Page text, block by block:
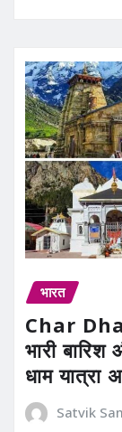
भारत
Char
भारी
धाम यात्रा
Satvik